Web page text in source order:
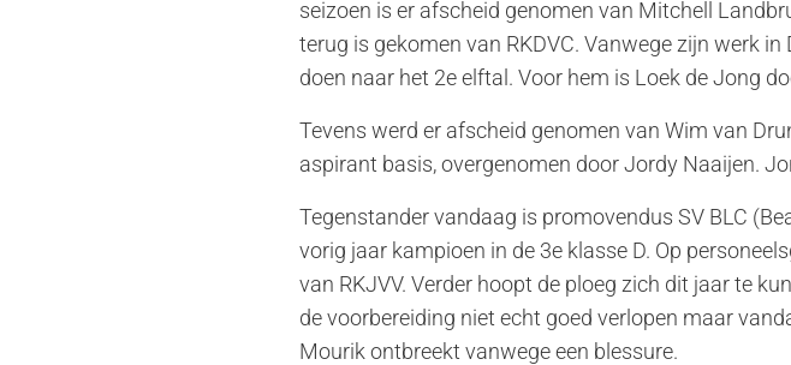
seizoen is er afscheid genomen van Mitchell
terug is gekomen van RKDVC. Vanwege zijn werk
doen naar het 2e elftal. Voor hem is Loek de Jong
Tevens werd er afscheid genomen van Wim van
aspirant basis, overgenomen door Jordy Naaijen.
Tegenstander vandaag is promovendus SV BLC
vorig jaar kampioen in de 3e klasse D. Op
van RKJVV. Verder hoopt de ploeg zich dit jaar te
de voorbereiding niet echt goed verlopen maar
Mourik ontbreekt vanwege een blessure.